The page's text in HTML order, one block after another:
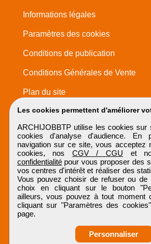
Les cookies permettent d'améliorer
ARCHIJOBBTP utilise les cookies sur
cookies d'analyse d'audience. En
navigation sur ce site, vous acceptez
cookies, nos CGV / CGU et
confidentialitépour vous proposer des
vos centres d'intérêt et réaliser des
Vous pouvez choisir de refuser ou de
choix en cliquant sur le bouton
ailleurs, vous pouvez à tout moment
cliquant sur "Paramètres des
page.
Personnaliser
Informations légales
Paramètres des cookies
Conditions de publication
Conditions Générales de Vente
Plan du site